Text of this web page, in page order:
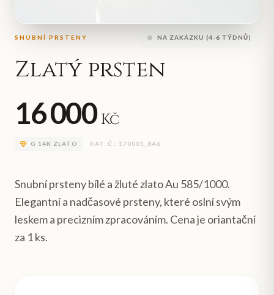
SNUBNÍ PRSTENY NA ZAKÁZKU (4-6 TÝDNŮ)
Zlatý prsten
16 000 Kč
G 14K ZLATO KAT. Č.: 170001_8A6
Snubní prsteny bílé a žluté zlato Au 585/1000.
Elegantní a nadčasové prsteny, které oslní svým
leskem a precizním zpracováním. Cena je oriantační
za 1 ks.